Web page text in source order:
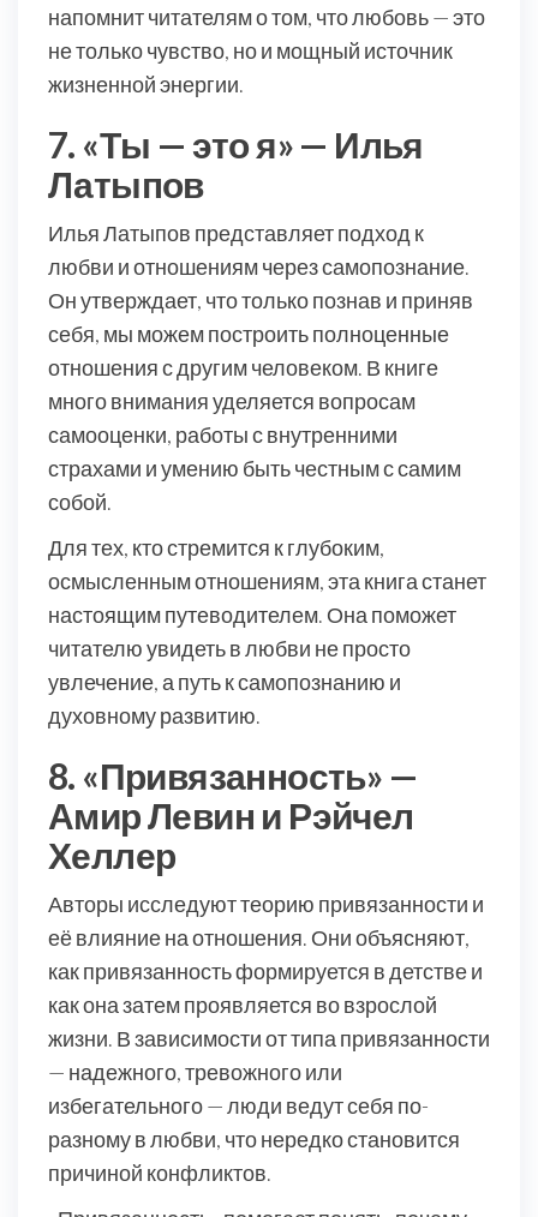
напомнит читателям о том, что любовь — это
не только чувство, но и мощный источник
жизненной энергии.
7. «Ты — это я» — Илья
Латыпов
Илья Латыпов представляет подход к
любви и отношениям через самопознание.
Он утверждает, что только познав и приняв
себя, мы можем построить полноценные
отношения с другим человеком. В книге
много внимания уделяется вопросам
самооценки, работы с внутренними
страхами и умению быть честным с самим
собой.
Для тех, кто стремится к глубоким,
осмысленным отношениям, эта книга станет
настоящим путеводителем. Она поможет
читателю увидеть в любви не просто
увлечение, а путь к самопознанию и
духовному развитию.
8. «Привязанность» —
Амир Левин и Рэйчел
Хеллер
Авторы исследуют теорию привязанности и
её влияние на отношения. Они объясняют,
как привязанность формируется в детстве и
как она затем проявляется во взрослой
жизни. В зависимости от типа привязанности
— надежного, тревожного или
избегательного — люди ведут себя по-
разному в любви, что нередко становится
причиной конфликтов.